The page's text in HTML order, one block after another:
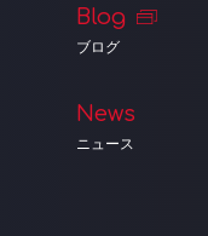
Blog
ブログ
News
ニュース